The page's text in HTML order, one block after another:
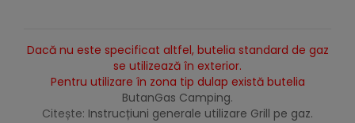
Dacă nu este specificat altfel, butelia standard de gaz
se utilizează în exterior.
Pentru utilizare în zona tip dulap există butelia
ButanGas Camping.
Citește: Instrucțiuni generale utilizare Grill pe gaz.